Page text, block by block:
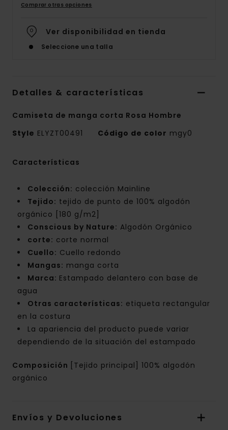
Comprar otras opciones
Ver disponibilidad en tienda
Seleccione una talla
Detalles & características
Camiseta de manga corta Rosa Hombre
Style ELYZT00491 Código de color mgy0
Características
Colección: colección Mainline
Tejido: tejido de punto de 100% algodón
orgánico [180 g/m2]
Conscious by Nature: Algodón Orgánico
corte: corte normal
Cuello: Cuello redondo
Mangas: manga corta
Marca: Estampado delantero con base de
agua
Otras características: etiqueta rectangular
en la costura
La apariencia del producto puede variar
dependiendo de la situación del estampado
Composición
[Tejido principal] 100% algodón
orgánico
Envíos y Devoluciones